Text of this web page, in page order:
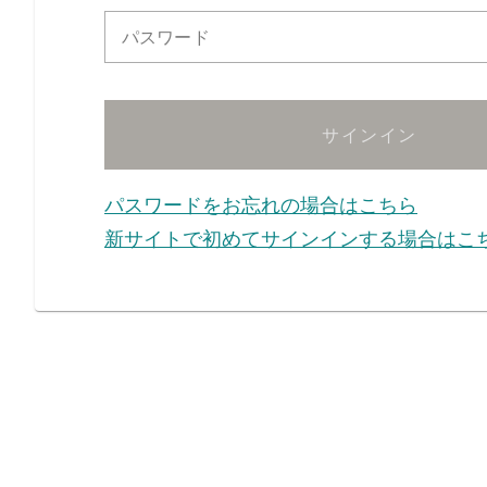
パスワード
サインイン
パスワードをお忘れの場合はこちら
新サイトで初めてサインインする場合はこ